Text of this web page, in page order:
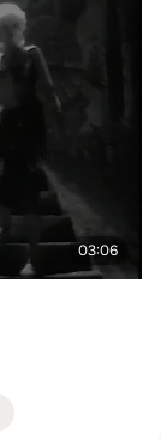
03:06